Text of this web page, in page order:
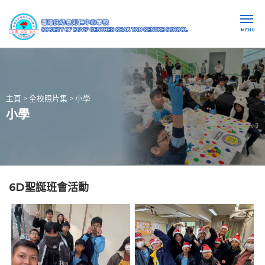
MENU
主頁 > 全校照片集 > 小學
小學
6D聖誕班會活動